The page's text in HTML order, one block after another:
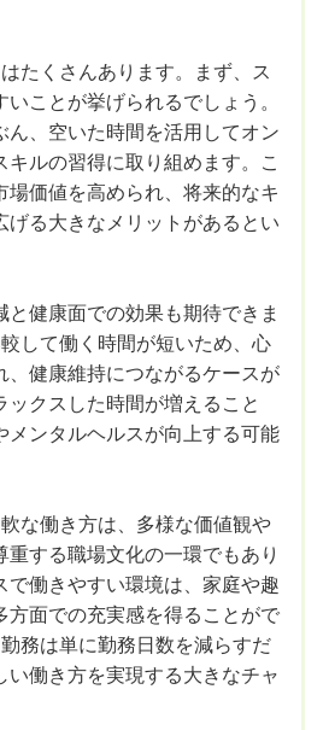
たくさんあります。まず、ス
ことが挙げられるでしょう。
ん、空いた時間を活用してオン
キルの習得に取り組めます。こ
場価値を高められ、将来的なキ
げる大きなメリットがあるとい
と健康面での効果も期待できま
して働く時間が短いため、心
、健康維持につながるケースが
ックスした時間が増えること
メンタルヘルスが向上する可能
な働き方は、多様な価値観や
重する職場文化の一環でもあり
で働きやすい環境は、家庭や趣
方面での充実感を得ることがで
務は単に勤務日数を減らすだ
い働き方を実現する大きなチャ